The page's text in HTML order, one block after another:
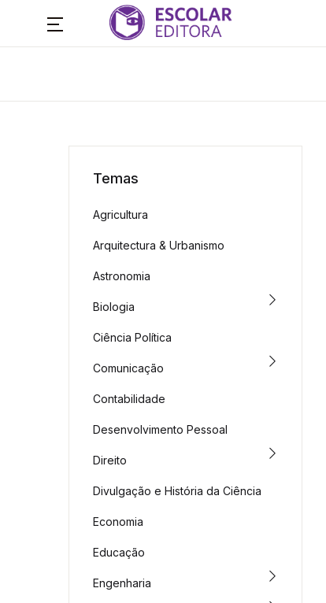
Temas
Agricultura
Arquitectura & Urbanismo
Astronomia
Biologia
Ciência Política
Comunicação
Contabilidade
Desenvolvimento Pessoal
Direito
Divulgação e História da Ciência
Economia
Educação
Engenharia